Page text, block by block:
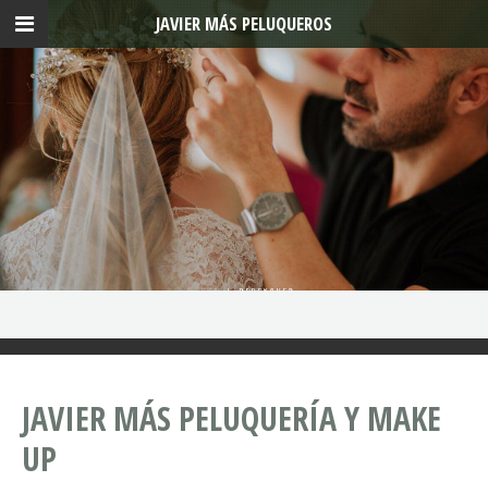
JAVIER MÁS PELUQUERÍA Y MAKE
UP
JAVIER MÁS PELUQUEROS